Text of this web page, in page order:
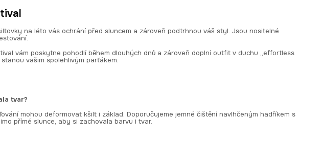
na léto vás ochrání před sluncem a zároveň podtrhnou váš styl. Jsou nositelné
vám poskytne pohodlí během dlouhých dnů a zároveň doplní outfit v duchu „effortless
vašim spolehlivým parťákem.
tvar?
mohou deformovat kšilt i základ. Doporučujeme jemné čištění navlhčeným hadříkem s
přímé slunce, aby si zachovala barvu i tvar.